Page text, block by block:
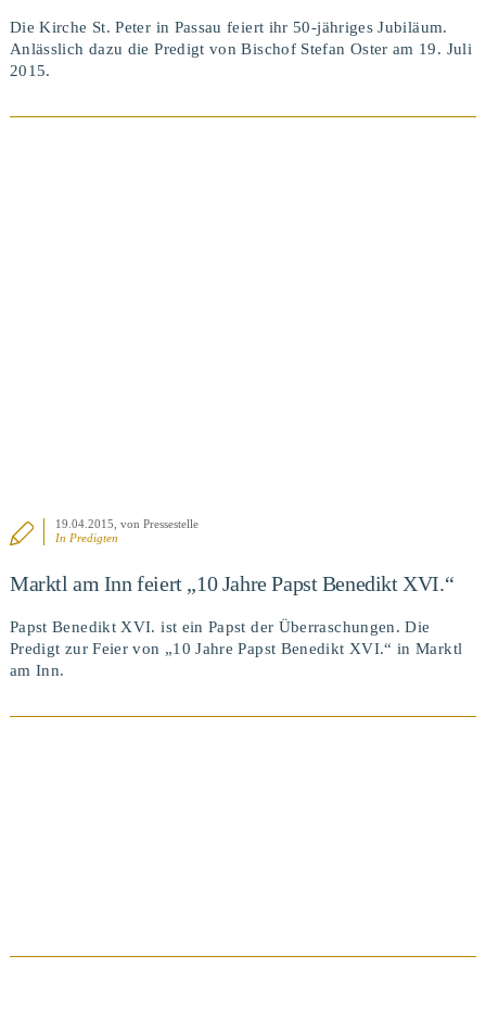
Die Kirche St. Peter in Passau feiert ihr 50-jähriges Jubiläum.
Anlässlich dazu die Predigt von Bischof Stefan Oster am 19. Juli
2015.
19.04.2015, von Pressestelle
InPredigten
Marktl am Inn feiert „10 Jahre Papst Benedikt XVI.“
Papst Benedikt XVI. ist ein Papst der Überraschungen. Die
Predigt zur Feier von „10 Jahre Papst Benedikt XVI.“ in Marktl
am Inn.